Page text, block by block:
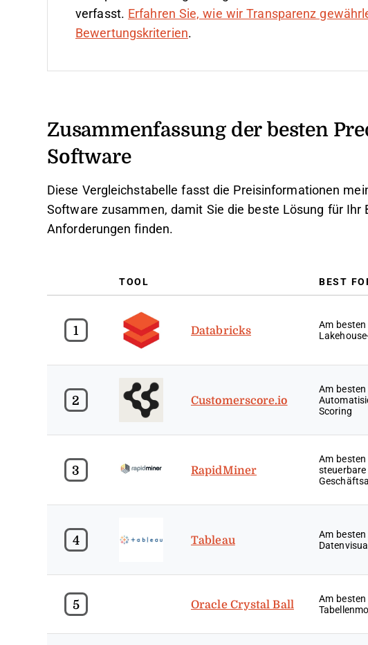
verfasst. Erfahren Sie, wie wir Transparenz
Bewertungskriterien.
Zusammenfassung der besten
Software
Diese Vergleichstabelle fasst die Preisinformationen
Software zusammen, damit Sie die beste Lösung für Ihr
Anforderungen finden.
TOOL BEST
1 Databricks
Am
2 Customerscore.io
Am
Scoring
3 RapidMiner
Am
4 Tableau
Am
5 Oracle Crystal Ball
Am